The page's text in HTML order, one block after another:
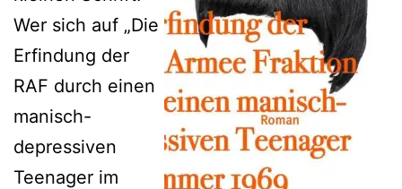
Wer sich auf „Die
Erfindung der
RAF durch einen
manisch-
depressiven
Teenager im